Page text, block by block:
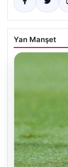
Yan Manşet